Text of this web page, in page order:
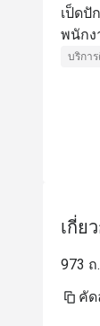
เป็ดปั
บริกา
เกี่ย
973
คั